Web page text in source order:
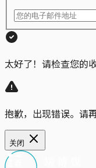
太好了！请检查您的
抱歉，出现错误。请
关闭